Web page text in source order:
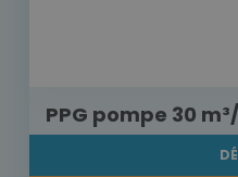
PPG pompe 30